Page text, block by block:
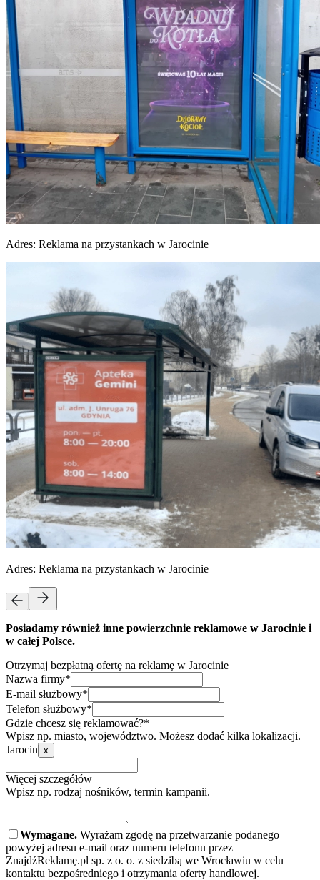
Adres: Reklama na przystankach w Jarocinie
Adres: Reklama na przystankach w Jarocinie
Posiadamy również inne powierzchnie reklamowe w Jarocinie i
w całej Polsce.
Otrzymaj bezpłatną ofertę na reklamę w Jarocinie
Nazwa firmy*
E-mail służbowy*
Telefon służbowy*
Gdzie chcesz się reklamować?*
Wpisz np. miasto, województwo. Możesz dodać kilka lokalizacji.
Jarocin x
Więcej szczegółów
Wpisz np. rodzaj nośników, termin kampanii.
Wymagane. Wyrażam zgodę na przetwarzanie podanego
powyżej adresu e-mail oraz numeru telefonu przez
ZnajdźReklamę.pl sp. z o. o. z siedzibą we Wrocławiu w celu
kontaktu bezpośredniego i otrzymania oferty handlowej.